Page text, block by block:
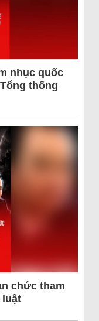
nhục quốc
thống
chức tham
luật